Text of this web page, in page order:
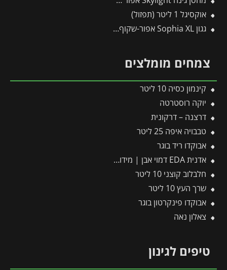
אוקסיגל 1 ליטר (תפזול)
גגון Sophia XL אפור-שקוף 1.4X1.9 עיצוב מודרני מבית פלרם – Canopia
צמחים מומלצים
קינמון כסיה 10 ליטר
יוקה רוסטרטה
דרצנה – דרקונית
טבבויה איפה 25 ליטר
אבוקדו ריד בוגר
אדנית EDA דמוי אבן | מידות 79.5×29.5×29.5 ס"מ | אפור בהיר
חלבלוב קוצני 10 ליטר
שרך העץ 10 ליטר
אבוקדו פינקרטון בוגר
צאלון נאה
טיפים לגינון